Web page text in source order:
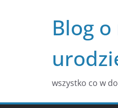
Blog
wszystko co w